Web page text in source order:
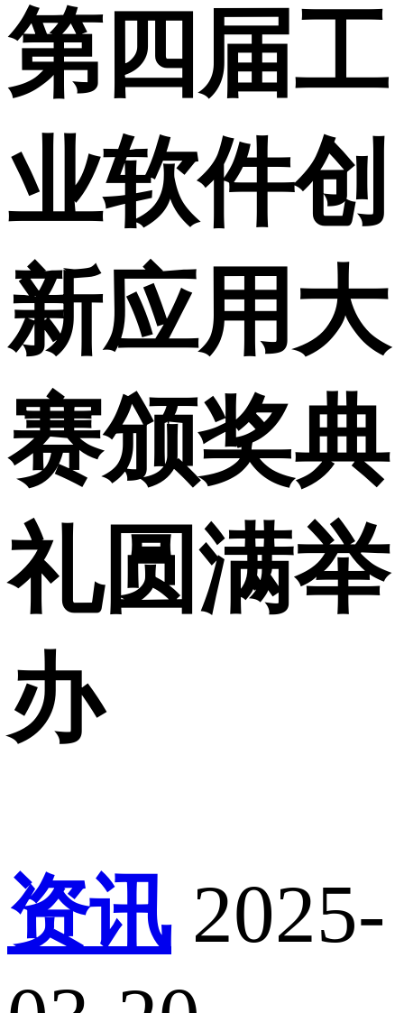
第四届工
业软件创
新应用大
赛颁奖典
礼圆满举
办
资讯 2025-